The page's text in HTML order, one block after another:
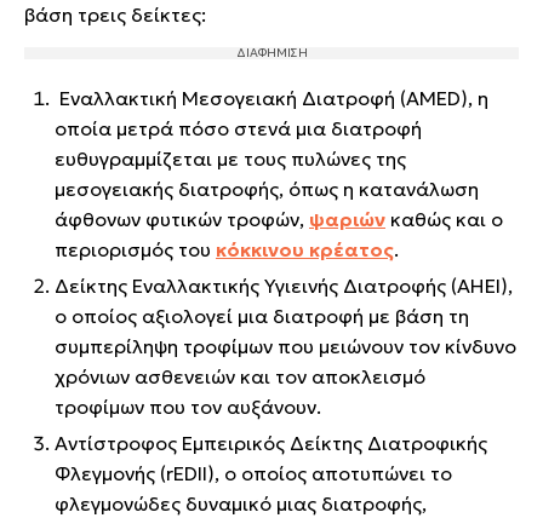
βάση τρεις δείκτες:
Εναλλακτική Μεσογειακή Διατροφή (AMED), η
οποία μετρά πόσο στενά μια διατροφή
ευθυγραμμίζεται με τους πυλώνες της
μεσογειακής διατροφής, όπως η κατανάλωση
άφθονων φυτικών τροφών, ψαριών καθώς και ο
περιορισμός του κόκκινου κρέατος.
Δείκτης Εναλλακτικής Υγιεινής Διατροφής (AHEI),
ο οποίος αξιολογεί μια διατροφή με βάση τη
συμπερίληψη τροφίμων που μειώνουν τον κίνδυνο
χρόνιων ασθενειών και τον αποκλεισμό
τροφίμων που τον αυξάνουν.
Αντίστροφος Εμπειρικός Δείκτης Διατροφικής
Φλεγμονής (rEDII), ο οποίος αποτυπώνει το
φλεγμονώδες δυναμικό μιας διατροφής,